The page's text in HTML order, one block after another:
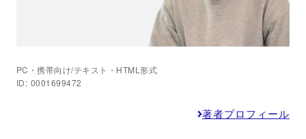
PC・携帯向け/テキスト・HTML形式
ID: 0001699472
著者プロフィール